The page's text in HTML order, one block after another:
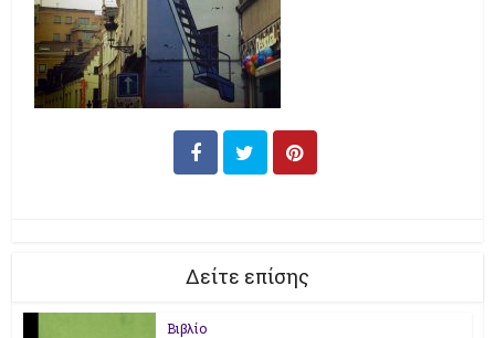
Δείτε επίσης
Βιβλίο